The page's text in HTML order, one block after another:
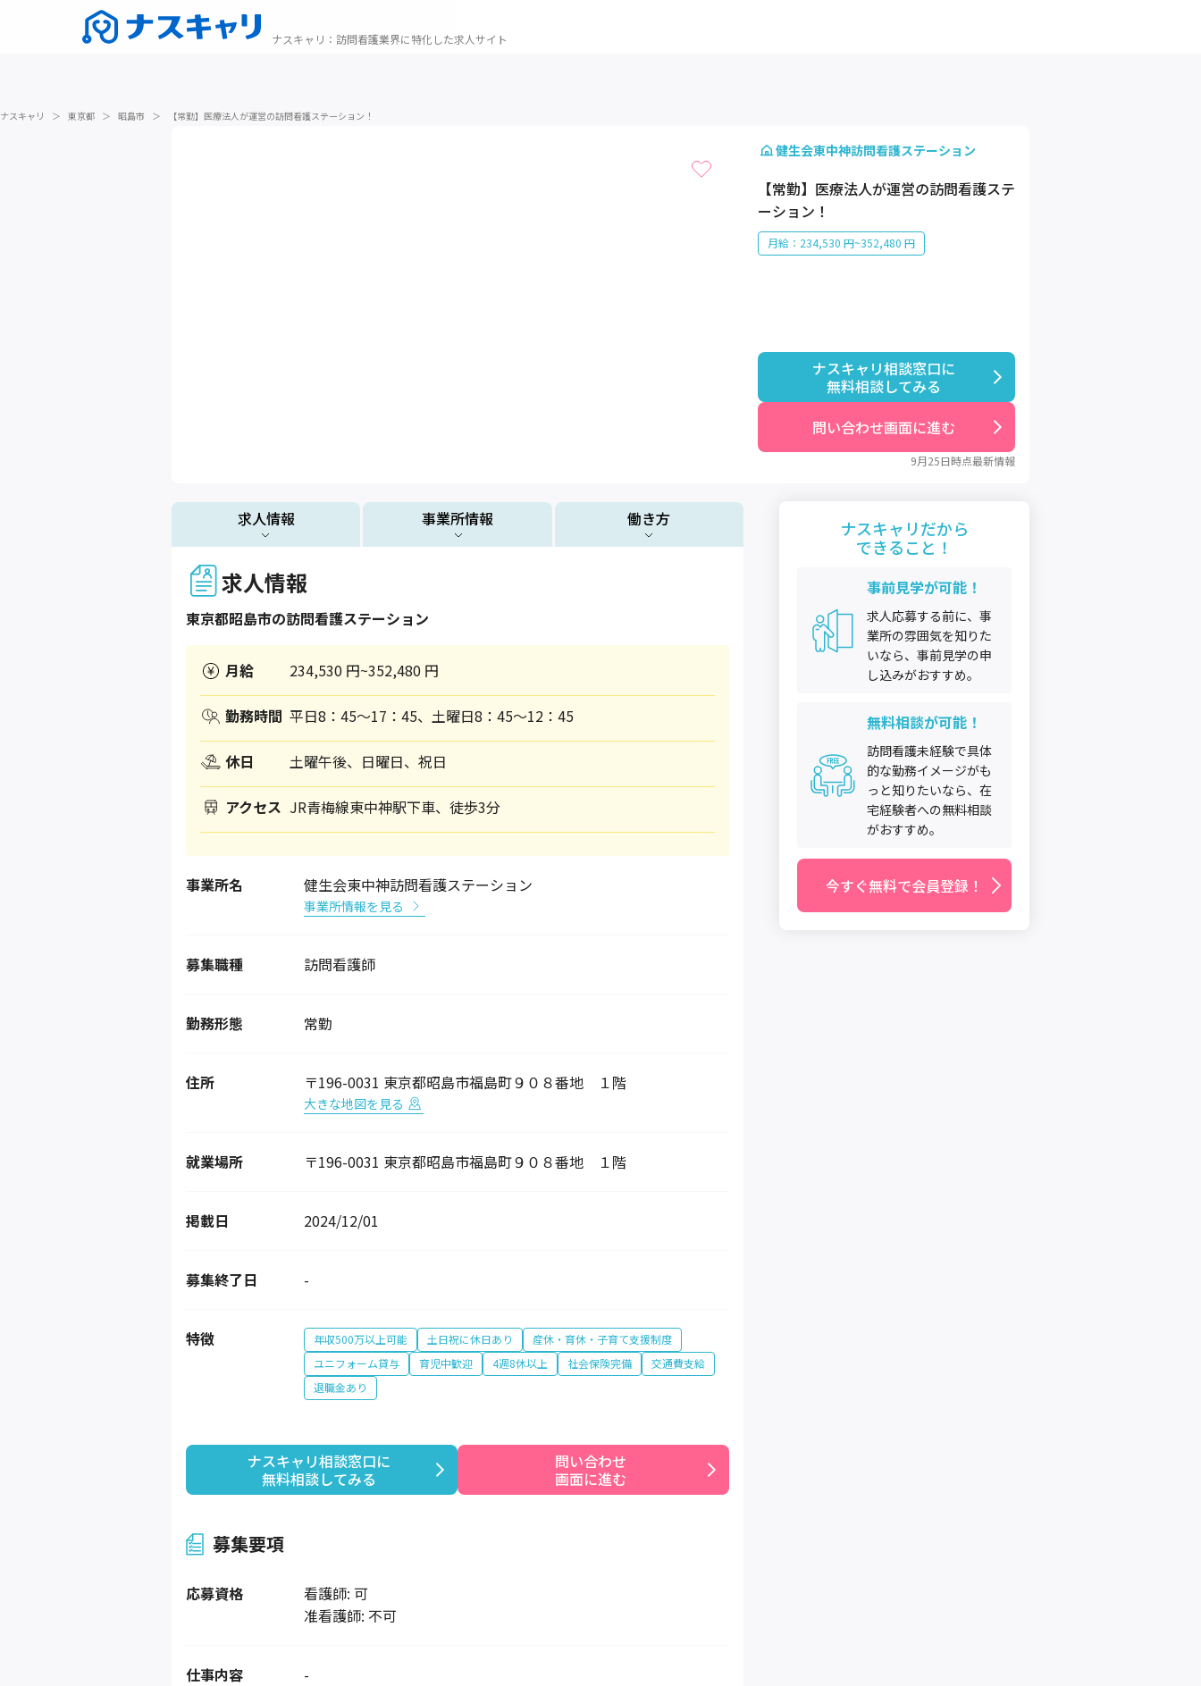
ナスキャリ ： 訪問看護業界に特化した求人サイト
ナスキャリ ＞ 東京都 ＞ 昭島市 ＞ 【常勤】医療法人が運営の訪問看護ステーション！
健生会東中神訪問看護ステーション
【常勤】医療法人が運営の訪問看護ステ
ーション！
月給：234,530 円~352,480 円
ナスキャリ相談窓口に
無料相談してみる
問い合わせ画面に進む
9月25日時点最新情報
求人情報 事業所情報 働き方
求人情報
東京都昭島市の訪問看護ステーション
月給 234,530 円~352,480 円
勤務時間 平日8：45〜17：45、土曜日8：45〜12：45
休日 土曜午後、日曜日、祝日
アクセス JR青梅線東中神駅下車、徒歩3分
事業所名 健生会東中神訪問看護ステーション
事業所情報を見る
募集職種 訪問看護師
勤務形態 常勤
住所 〒196-0031 東京都昭島市福島町９０８番地 １階
大きな地図を見る
就業場所 〒196-0031 東京都昭島市福島町９０８番地 １階
掲載日 2024/12/01
募集終了日 -
特徴 年収500万以上可能 土日祝に休日あり
産休・育休・子育て支援制度
ユニフォーム貸与
育児中歓迎 4週8休以上 社会保険完備
交通費支給
退職金あり
ナスキャリ相談窓口に
無料相談してみる
問い合わせ
画面に進む
募集要項
応募資格
看護師: 可
准看護師: 不可
仕事内容 -
ナスキャリだから
できること！
事前見学が可能！
求人応募する前に、事
業所の雰囲気を知りた
いなら、事前見学の申
し込みがおすすめ。
無料相談が可能！
訪問看護未経験で具体
的な勤務イメージがも
っと知りたいなら、在
宅経験者への無料相談
がおすすめ。
今すぐ無料で会員登録！